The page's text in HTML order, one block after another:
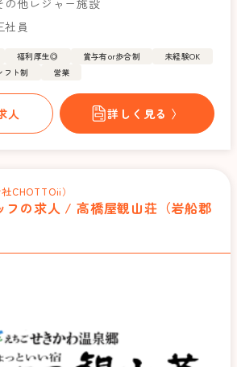
社員
福利厚生◎ 賞与有or歩合制
未経験OK
フト制 営業
人 詳しく見る 〉
CHOTTOii）
フの求人 / 高橋屋観山荘（岩船郡